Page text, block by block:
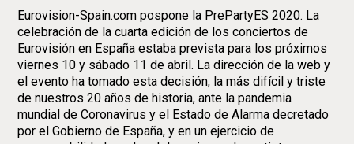
Eurovision-Spain.com pospone la PrePartyES 2020. La
celebración de la cuarta edición de los conciertos de
Eurovisión en España estaba prevista para los próximos
viernes 10 y sábado 11 de abril. La dirección de la web y
el evento ha tomado esta decisión, la más difícil y triste
de nuestros 20 años de historia, ante la pandemia
mundial de Coronavirus y el Estado de Alarma decretado
por el Gobierno de España, y en un ejercicio de